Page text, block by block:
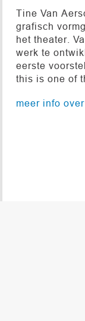
Tine Van
grafisch
het theater.
werk te
eerste
this is one of
meer info